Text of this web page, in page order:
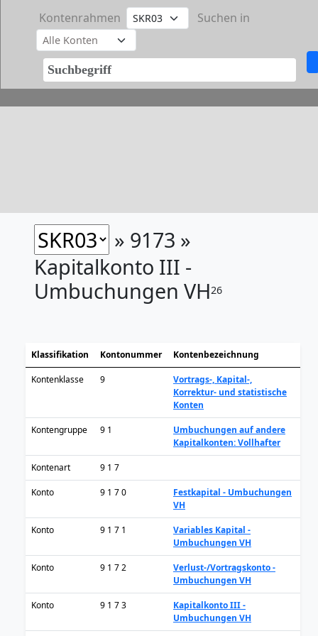
Kontenrahmen Suchen in
» 9173 »
Kapitalkonto III -
Umbuchungen VH26
Klassifikation Kontonummer Kontenbezeichnung
Kontenklasse 9
Vortrags-, Kapital-,
Korrektur- und statistische
Konten
Kontengruppe 9 1
Umbuchungen auf andere
Kapitalkonten: Vollhafter
Kontenart 9 1 7
Konto 9 1 7 0
Festkapital - Umbuchungen
VH
Konto 9 1 7 1
Variables Kapital -
Umbuchungen VH
Konto 9 1 7 2
Verlust-/Vortragskonto -
Umbuchungen VH
Konto 9 1 7 3
Kapitalkonto III -
Umbuchungen VH